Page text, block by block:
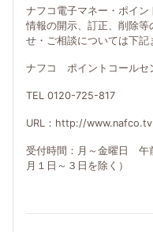
ナフコ電子マネー・ポイン
情報の開示、訂正、削除
せ・ご相談については下記
ナフコ ポイントコールセ
TEL 0120-725-817
URL：http://www.nafco.tv
受付時間：月～金曜日 午
月１日～３日を除く）